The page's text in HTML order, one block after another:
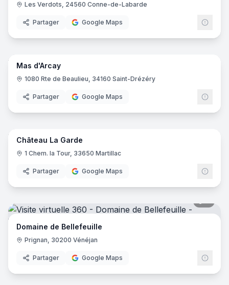
Les Verdots, 24560 Conne-de-Labarde
Partager Google Maps
7
Mas d'Arcay
1080 Rte de Beaulieu, 34160 Saint-Drézéry
Partager Google Maps
18
Château La Garde
1 Chem. la Tour, 33650 Martillac
Partager Google Maps
Domaine de Bellefeuille
Prignan, 30200 Vénéjan
Partager Google Maps
8